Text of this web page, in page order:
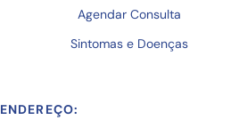
Agendar Consulta
Sintomas e Doenças
ENDEREÇO: